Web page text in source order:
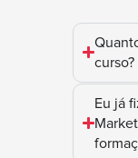
curso?
Eu já